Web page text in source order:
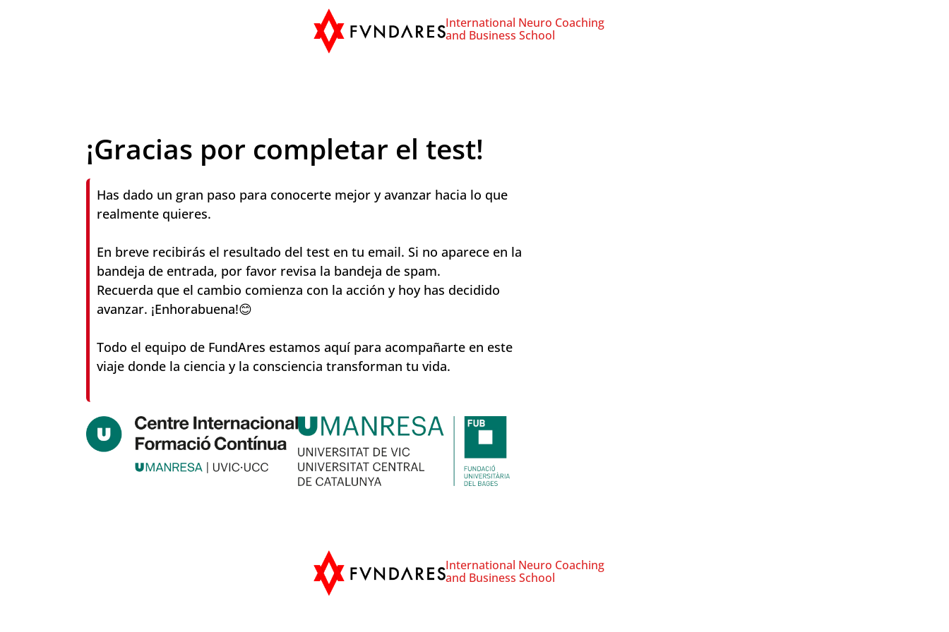
International Neuro Coaching
and Business School
¡Gracias por completar el test!
Has dado un gran paso para conocerte mejor y avanzar hacia lo que
realmente quieres.
En breve recibirás el resultado del test en tu email. Si no aparece en la
bandeja de entrada, por favor revisa la bandeja de spam.
Recuerda que el cambio comienza con la acción y hoy has decidido
avanzar. ¡Enhorabuena!😊
Todo el equipo de FundAres estamos aquí para acompañarte en este
viaje donde la ciencia y la consciencia transforman tu vida.
International Neuro Coaching
and Business School